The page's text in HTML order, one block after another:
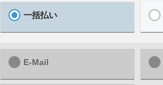
一括払い
E-Mail